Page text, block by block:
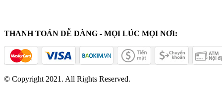
THANH TOÁN DỄ DÀNG - MỌI LÚC MỌI NƠI:
© Copyright 2021. All Rights Reserved.